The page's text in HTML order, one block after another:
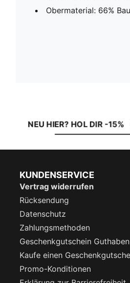
Obermaterial: 66%
NEU HIER? HOL DIR -15%
KUNDENSERVICE
Vertrag widerrufen
Rücksendung
Datenschutz
Zahlungsmethoden
Geschenkgutschein Guthaben
Kaufe einen
Promo-Konditionen